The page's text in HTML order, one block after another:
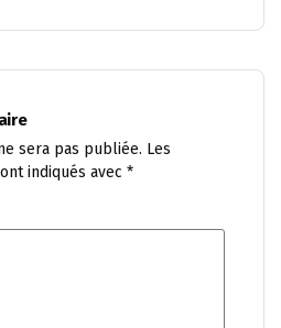
sera pas publiée. Les
indiqués avec *